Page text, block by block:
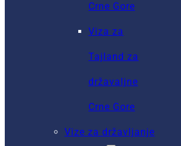
Crne Gore
Viza za
Tajland za
državaljne
Crne Gore
Vize za državljanje